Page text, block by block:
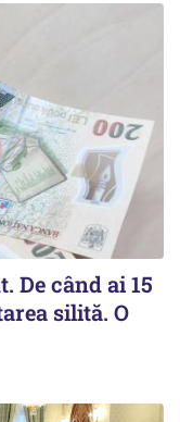
De când ai 15
silită. O